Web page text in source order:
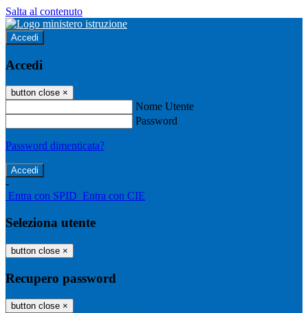
Salta al contenuto
Accedi
Accedi
button close ×
Nome Utente
Password
Password dimenticata?
-
Entra con SPID Entra con CIE
Seleziona utente
button close ×
Recupero password
button close ×